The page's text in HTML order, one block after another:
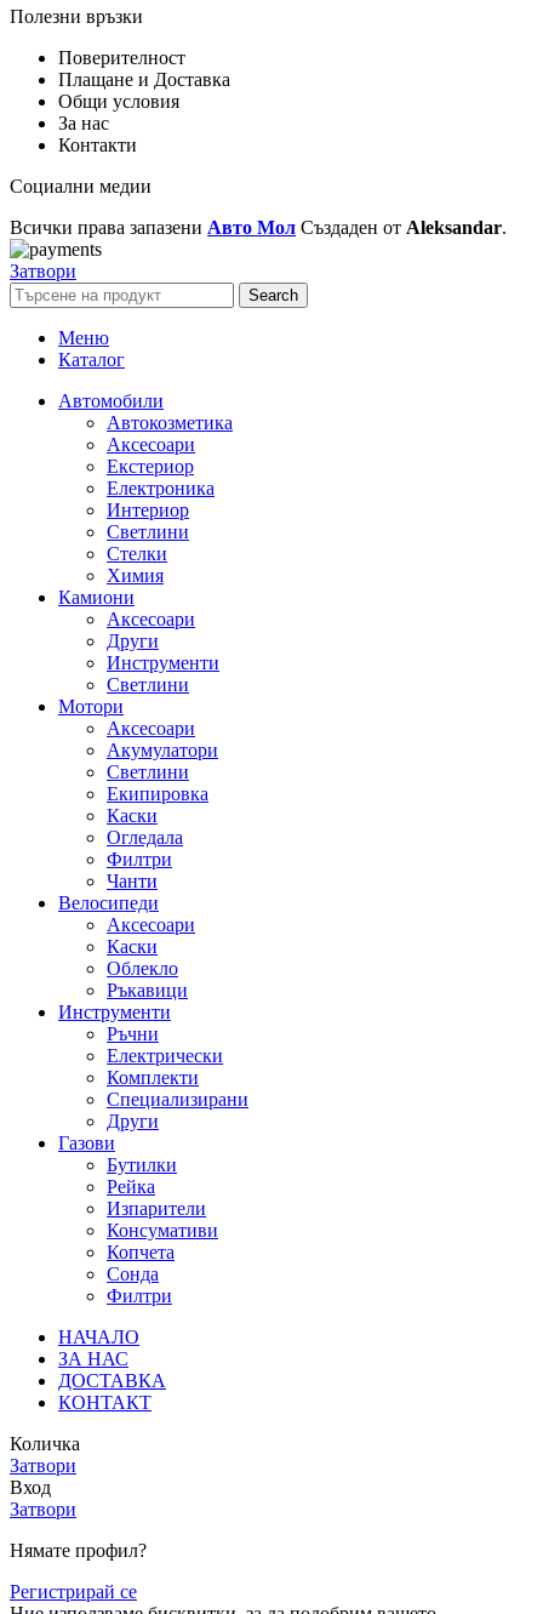
Полезни връзки
Поверителност
Плащане и Доставка
Общи условия
За нас
Контакти
Социални медии
Всички права запазени Авто Мол Създаден от Aleksandar.
Затвори
Search
Меню
Каталог
Автомобили
Автокозметика
Аксесоари
Екстериор
Електроника
Интериор
Светлини
Стелки
Химия
Камиони
Аксесоари
Други
Инструменти
Светлини
Мотори
Аксесоари
Акумулатори
Светлини
Екипировка
Каски
Огледала
Филтри
Чанти
Велосипеди
Аксесоари
Каски
Облекло
Ръкавици
Инструменти
Ръчни
Електрически
Комплекти
Специализирани
Други
Газови
Бутилки
Рейка
Изпарители
Консумативи
Копчета
Сонда
Филтри
НАЧАЛО
ЗА НАС
ДОСТАВКА
КОНТАКТ
Количка
Затвори
Вход
Затвори
Нямате профил?
Регистрирай се